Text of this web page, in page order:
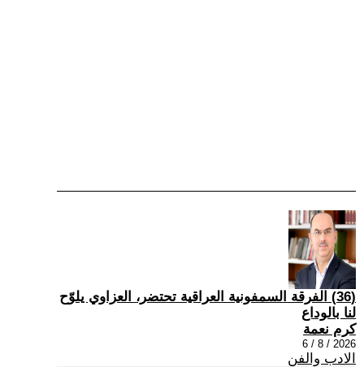
(36) الفرقة السمفونية العراقية تحتضر، العزاوي يلوّح
لنا بالوداع
كرم نعمة
2026 / 8 / 6
الادب والفن